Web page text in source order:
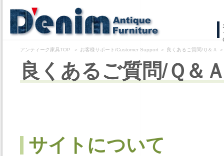
テ
ン
アンティーク家具TOP ＞ お客様サポート/Customer Support ＞ 良くあるご質問/Ｑ＆Ａ
良くあるご質問/Ｑ＆
サイトについて